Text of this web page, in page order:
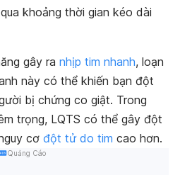
khoảng thời gian kéo dài
gây ra nhịp tim nhanh, loạn
này có thể khiến bạn đột
bị chứng co giật. Trong
trọng, LQTS có thể gây đột
cơ đột tử do tim cao hơn.
Quảng Cáo